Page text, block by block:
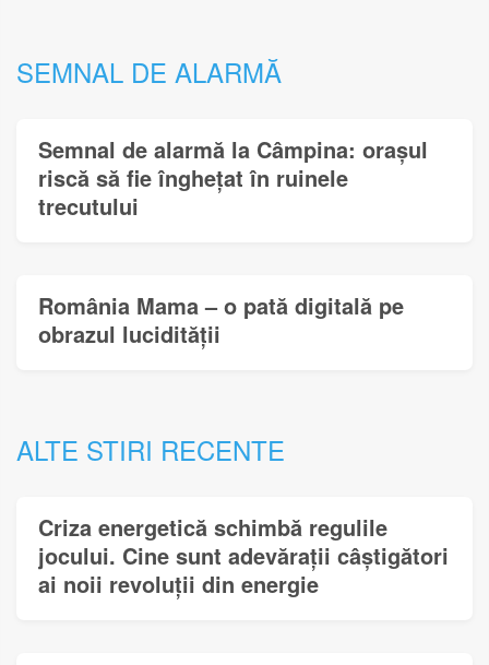
SEMNAL DE ALARMĂ
Semnal de alarmă la Câmpina: orașul
riscă să fie înghețat în ruinele
trecutului
România Mama – o pată digitală pe
obrazul lucidității
ALTE STIRI RECENTE
Criza energetică schimbă regulile
jocului. Cine sunt adevărații câștigători
ai noii revoluții din energie